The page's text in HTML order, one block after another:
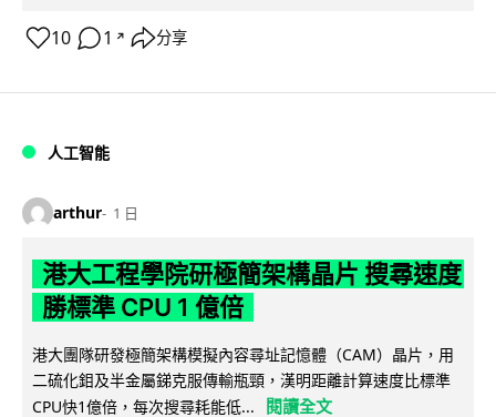
10 1 ↗ 分享
人工智能
arthur 1 日
港大工程學院研極簡架構晶片 搜尋速度
勝標準 CPU 1 億倍
港大團隊研發極簡架構模擬內容尋址記憶體（CAM）晶片，用
二硫化鉬及半金屬銻克服傳輸瓶頸，漢明距離計算速度比標準
CPU快1億倍，每次搜尋耗能低...
閱讀全文